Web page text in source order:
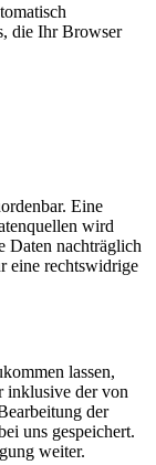
die Ihr Browser
Eine
wird
Daten nachträglich
eine rechtswidrige
lassen,
inklusive der von
der
uns gespeichert.
weiter.